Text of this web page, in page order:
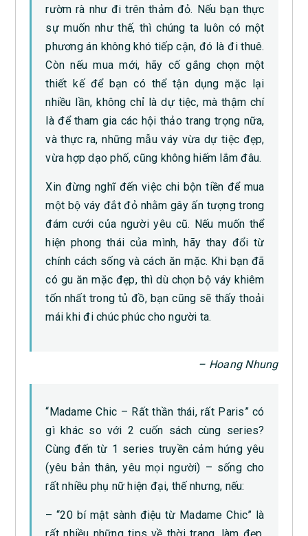
rườm rà như đi trên thảm đỏ. Nếu bạn thực
sự muốn như thế, thì chúng ta luôn có một
phương án không khó tiếp cận, đó là đi thuê.
Còn nếu mua mới, hãy cố gắng chọn một
thiết kế để bạn có thể tận dụng mặc lại
nhiều lần, không chỉ là dự tiệc, mà thậm chí
là để tham gia các hội thảo trang trọng nữa,
và thực ra, những mẫu váy vừa dự tiệc đẹp,
vừa hợp dạo phố, cũng không hiếm lắm đâu.
Xin đừng nghĩ đến việc chi bộn tiền để mua
một bộ váy đắt đỏ nhằm gây ấn tượng trong
đám cưới của người yêu cũ. Nếu muốn thể
hiện phong thái của mình, hãy thay đổi từ
chính cách sống và cách ăn mặc. Khi bạn đã
có gu ăn mặc đẹp, thì dù chọn bộ váy khiêm
tốn nhất trong tủ đồ, bạn cũng sẽ thấy thoải
mái khi đi chúc phúc cho người ta.
– Hoang Nhung
“Madame Chic – Rất thần thái, rất Paris” có
gì khác so với 2 cuốn sách cùng series?
Cùng đến từ 1 series truyền cảm hứng yêu
(yêu bản thân, yêu mọi người) – sống cho
rất nhiều phụ nữ hiện đại, thế nhưng, nếu:
– “20 bí mật sành điệu từ Madame Chic” là